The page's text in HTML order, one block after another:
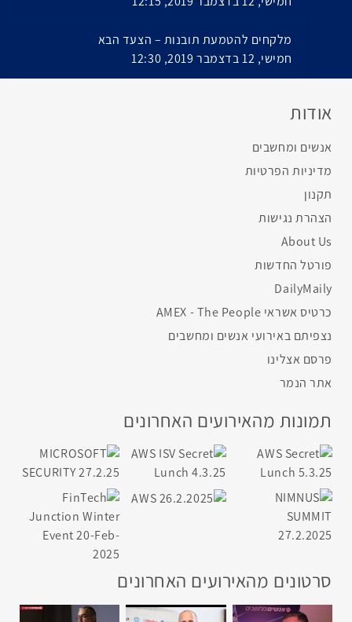
מלקחים להטמעת תובנות – הצעד הבא
חמישי, 12 בדצמבר 2019, 12:30
אודות
אנשים ומחשבים
מדיניות הפרטיות
תקנון
הצהרת נגישות
About Us
פורטל החדשות
DailyMaily
כרטיס אשראי AMEX - The People
נצפיתם באירועי אנשים ומחשבים
פרסם אצלינו
אתר הנמר
תמונות מהאירועים האחרונים
סרטונים מהאירועים האחרונים